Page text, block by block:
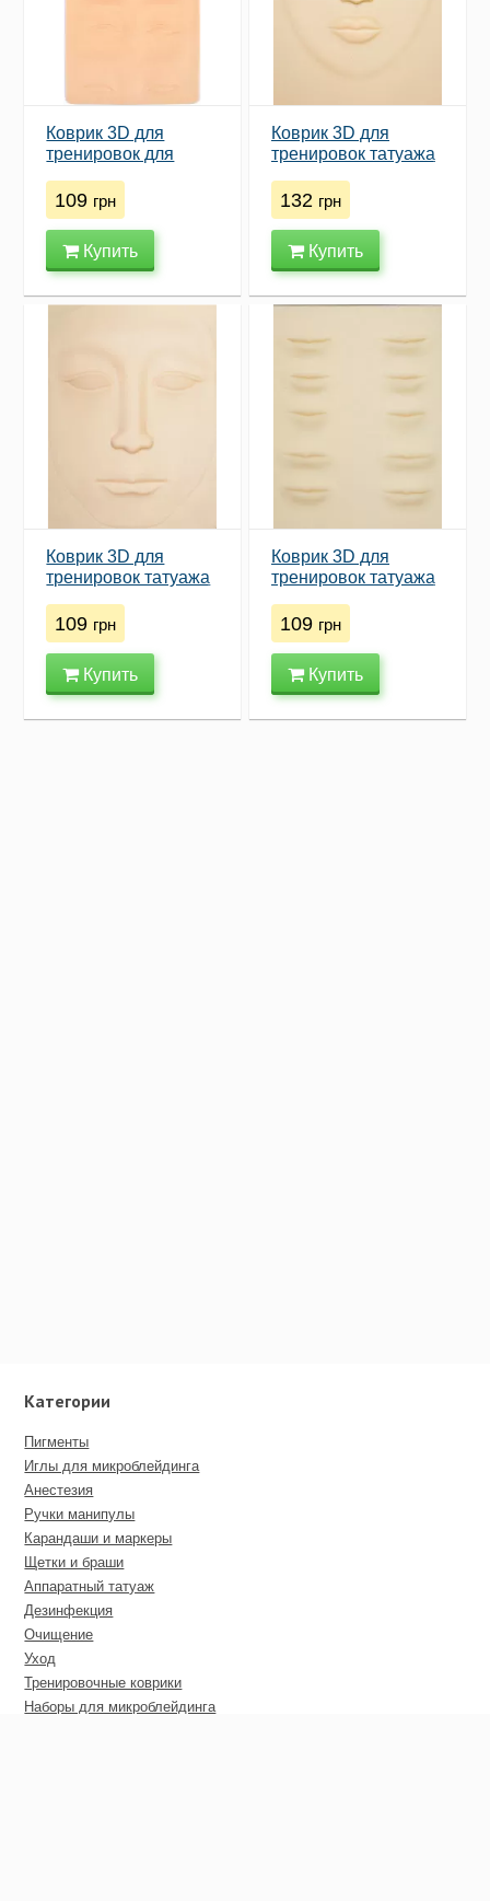
Коврик 3D для
тренировок для
татуажа бровей
109 грн
Купить
Коврик 3D для
тренировок татуажа
132 грн
Купить
Коврик 3D для
тренировок татуажа
109 грн
Купить
Коврик 3D для
тренировок татуажа
109 грн
Купить
Категории
Пигменты
Иглы для микроблейдинга
Анестезия
Ручки манипулы
Карандаши и маркеры
Щетки и браши
Аппаратный татуаж
Дезинфекция
Очищение
Уход
Тренировочные коврики
Наборы для микроблейдинга